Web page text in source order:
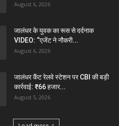
August 6, 2026
जालंधर के युवक का रूस से दर्दनाक
VIDEO: “एजेंट ने नौकरी...
August 6, 2026
जालंधर कैंट रेलवे स्टेशन पर CBI की बड़ी
कार्रवाई: ₹66 हजार...
August 5, 2026